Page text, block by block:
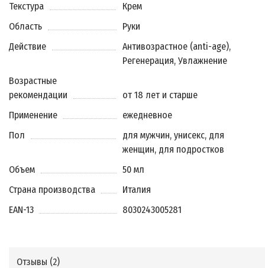
Текстура
Крем
Область
Руки
Действие
Антивозрастное (anti-age),
Регенерация, Увлажнение
Возрастные
рекомендации
от 18 лет и старше
Применение
ежедневное
Пол
для мужчин, унисекс, для
женщин, для подростков
Объем
50 мл
Страна производства
Италия
EAN-13
8030243005281
Отзывы (2)